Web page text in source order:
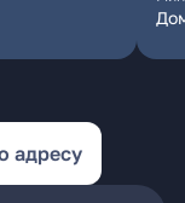
адресу